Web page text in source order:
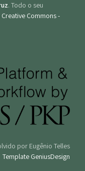
. Todo o seu
Creative Commons -
por Eugênio Telles
Template GeniusDesign